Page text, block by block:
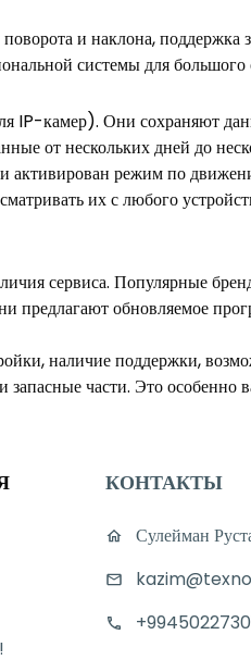
и наклона,
системы для большого
IP-камер). Они сохраняют
от нескольких дней до
активирован режим по
их с любого
сервиса. Популярные
предлагают обновляемое
наличие поддержки,
части. Это
КОНТАКТЫ
Сулейман